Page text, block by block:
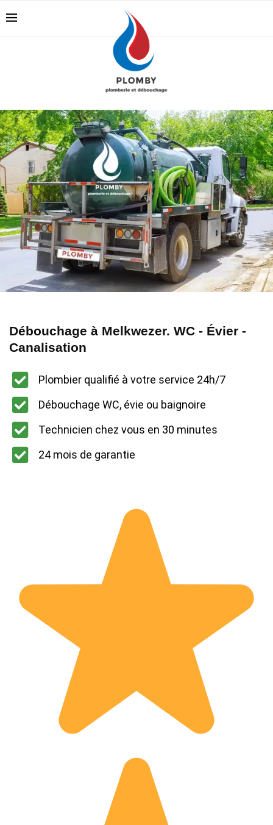
Débouchage à Melkwezer. WC - Évier -
Canalisation
Plombier qualifié à votre service 24h/7
Débouchage WC, évie ou baignoire
Technicien chez vous en 30 minutes
24 mois de garantie